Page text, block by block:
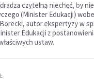
czytelną niechęć, by
(Minister Edukacji)
autor ekspertyzy w
Edukacji z
ustaw.